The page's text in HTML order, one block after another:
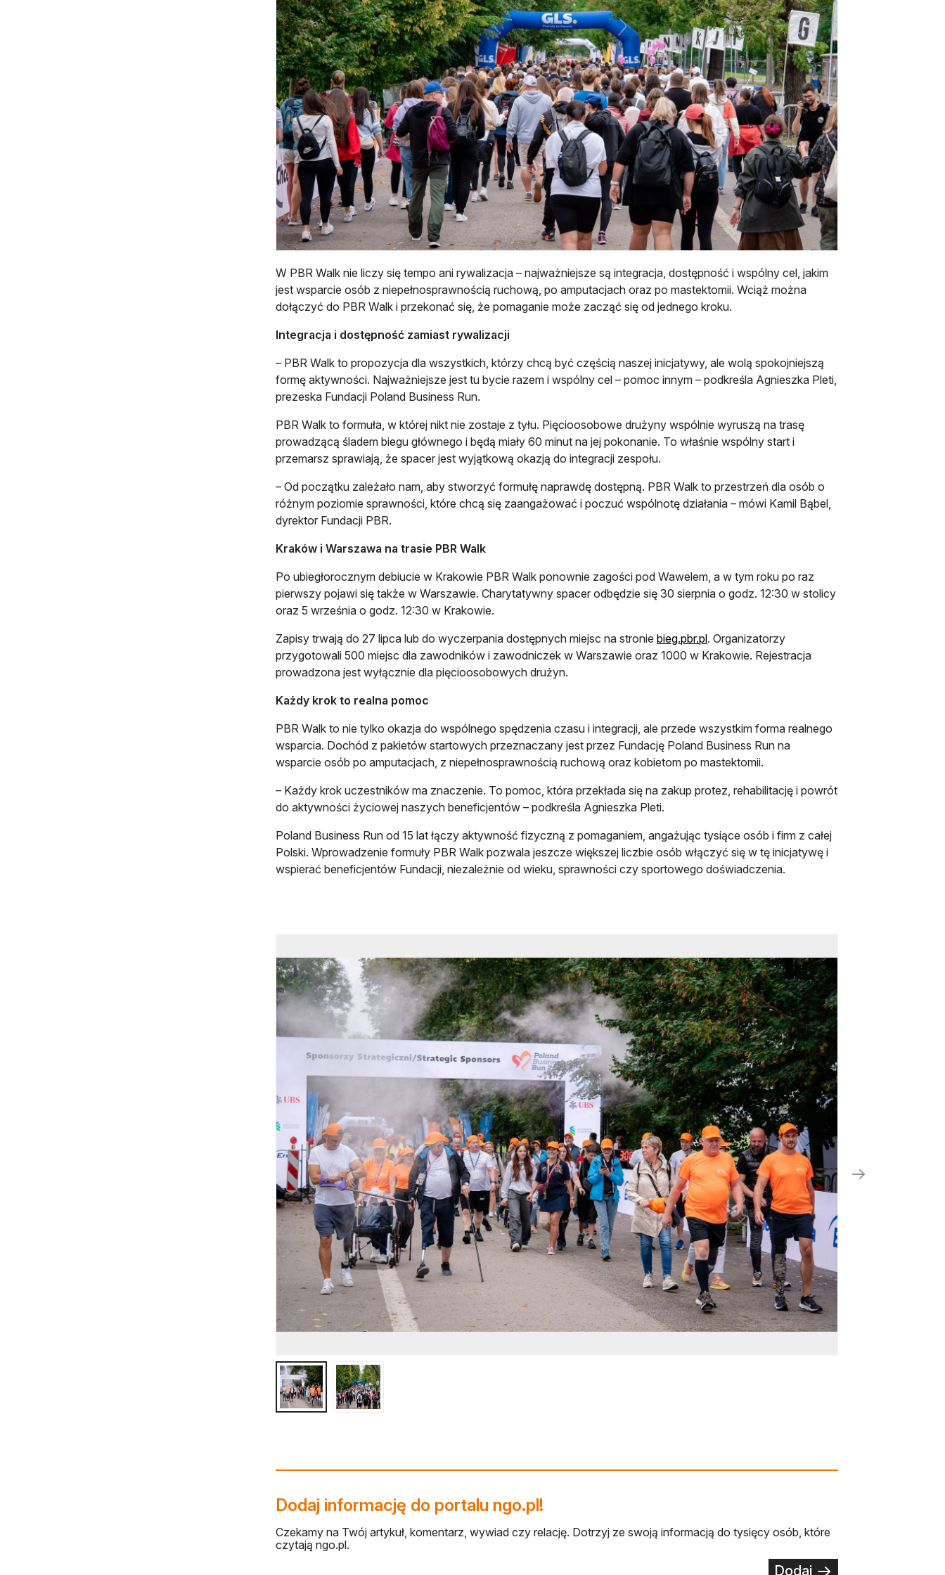
W PBR Walk nie liczy się tempo ani rywalizacja – najważniejsze są integracja, dostępność i wspólny cel, jakim
jest wsparcie osób z niepełnosprawnością ruchową, po amputacjach oraz po mastektomii. Wciąż można
dołączyć do PBR Walk i przekonać się, że pomaganie może zacząć się od jednego kroku.
Integracja i dostępność zamiast rywalizacji
– PBR Walk to propozycja dla wszystkich, którzy chcą być częścią naszej inicjatywy, ale wolą spokojniejszą
formę aktywności. Najważniejsze jest tu bycie razem i wspólny cel – pomoc innym – podkreśla Agnieszka Pleti,
prezeska Fundacji Poland Business Run.
PBR Walk to formuła, w której nikt nie zostaje z tyłu. Pięcioosobowe drużyny wspólnie wyruszą na trasę
prowadzącą śladem biegu głównego i będą miały 60 minut na jej pokonanie. To właśnie wspólny start i
przemarsz sprawiają, że spacer jest wyjątkową okazją do integracji zespołu.
– Od początku zależało nam, aby stworzyć formułę naprawdę dostępną. PBR Walk to przestrzeń dla osób o
różnym poziomie sprawności, które chcą się zaangażować i poczuć wspólnotę działania – mówi Kamil Bąbel,
dyrektor Fundacji PBR.
Kraków i Warszawa na trasie PBR Walk
Po ubiegłorocznym debiucie w Krakowie PBR Walk ponownie zagości pod Wawelem, a w tym roku po raz
pierwszy pojawi się także w Warszawie. Charytatywny spacer odbędzie się 30 sierpnia o godz. 12:30 w stolicy
oraz 5 września o godz. 12:30 w Krakowie.
Zapisy trwają do 27 lipca lub do wyczerpania dostępnych miejsc na stronie bieg.pbr.plotwiera się w nowej karcie
. Organizatorzy
przygotowali 500 miejsc dla zawodników i zawodniczek w Warszawie oraz 1000 w Krakowie. Rejestracja
prowadzona jest wyłącznie dla pięcioosobowych drużyn.
Każdy krok to realna pomoc
PBR Walk to nie tylko okazja do wspólnego spędzenia czasu i integracji, ale przede wszystkim forma realnego
wsparcia. Dochód z pakietów startowych przeznaczany jest przez Fundację Poland Business Run na
wsparcie osób po amputacjach, z niepełnosprawnością ruchową oraz kobietom po mastektomii.
– Każdy krok uczestników ma znaczenie. To pomoc, która przekłada się na zakup protez, rehabilitację i powrót
do aktywności życiowej naszych beneficjentów – podkreśla Agnieszka Pleti.
Poland Business Run od 15 lat łączy aktywność fizyczną z pomaganiem, angażując tysiące osób i firm z całej
Polski. Wprowadzenie formuły PBR Walk pozwala jeszcze większej liczbie osób włączyć się w tę inicjatywę i
wspierać beneficjentów Fundacji, niezależnie od wieku, sprawności czy sportowego doświadczenia.
Dodaj informację do portalu ngo.pl!
Czekamy na Twój artykuł, komentarz, wywiad czy relację. Dotrzyj ze swoją informacją do tysięcy osób, które
czytają ngo.pl.
Dodaj